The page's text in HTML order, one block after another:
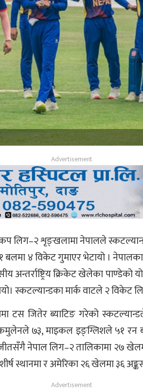
लिग–२ शृङ्खलामा नेपालले
४ विकेट गुमाएर भेटायो ।
अन्तर्राष्ट्रिय क्रिकेट खेलेका पाण्डेको
स्कटल्यान्डका मार्क वाटले २ विकेट
टस जितेर ब्याटिङ गरेको
७३, माइकल इङ्ग्लिशले ५१
नेपाल लिग–२ तालिकामा २७
स्थानमा र अमेरिका २६ खेलमा ३६